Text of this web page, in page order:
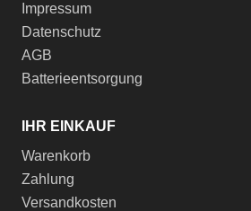
Impressum
Datenschutz
AGB
Batterieentsorgung
IHR EINKAUF
Warenkorb
Zahlung
Versandkosten